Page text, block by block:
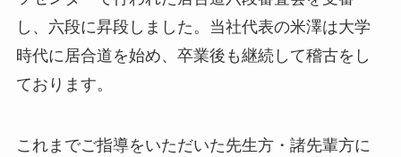
し、六段に昇段しました。当社代表の米澤は大学
時代に居合道を始め、卒業後も継続して稽古をし
ております。
これまでご指導をいただいた先生方・諸先輩方に